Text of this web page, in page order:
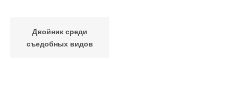
Двойник среди
съедобных видов